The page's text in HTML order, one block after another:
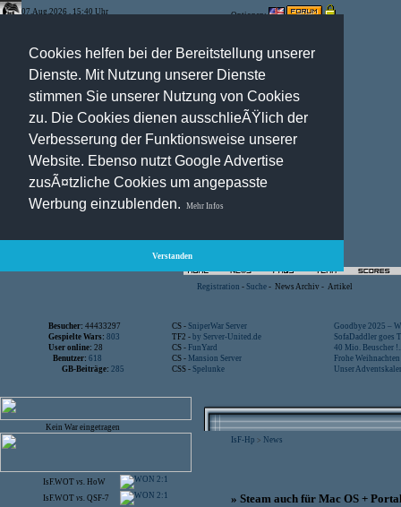
Cookies helfen bei der Bereitstellung unserer
Dienste. Mit Nutzung unserer Dienste
stimmen Sie unserer Nutzung von Cookies
zu. Die Cookies dienen ausschlieÃŸlich der
Verbesserung der Funktionsweise unserer
Website. Ebenso nutzt Google Advertise
zusÃ¤tzliche Cookies um angepasste
Werbung einzublenden.
Mehr Infos
Verstanden
07.Aug.2026 , 15:40 Uhr Optionen:
Registration - Suche - News Archiv - Artikel
Besucher: 44433297 CS - SniperWar Server
Goodbye 2025 –
Gespielte Wars: 803 TF2 - by Server-United.de
SofaDaddler goes
User online: 28 CS - FunYard
40 Mio. Beuscher
Benutzer: 618 CS - Mansion Server
Frohe
GB-Beiträge: 285 CSS - Spelunke Unser
Kein War eingetragen
IsF.WOT vs. HoW 2:1
IsF.WOT vs. QSF-7 2:1
IsF-Hp > News
» Steam auch für Mac OS +